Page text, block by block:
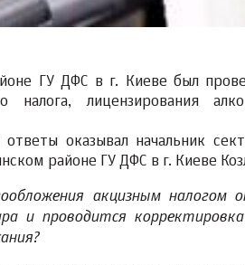
ГУ ДФС в г. Киеве был
налога, лицензирования
оказывал начальник
районе ГУ ДФС в г. Киеве
акцизным налогом
и проводится